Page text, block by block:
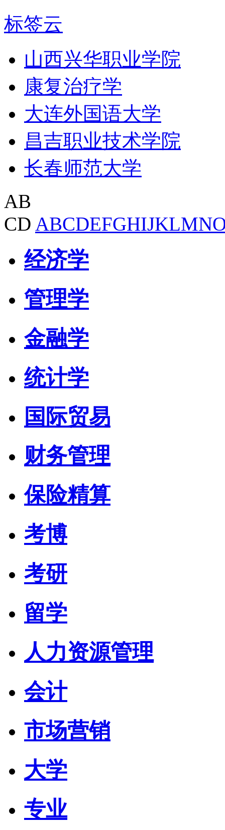
标签云
山西兴华职业学院
康复治疗学
大连外国语大学
昌吉职业技术学院
长春师范大学
AB
CD ABCDEFGHIJKLMN
经济学
管理学
金融学
统计学
国际贸易
财务管理
保险精算
考博
考研
留学
人力资源管理
会计
市场营销
大学
专业